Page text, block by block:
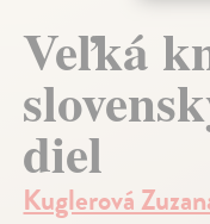
Veľká
diel
Kuglerová